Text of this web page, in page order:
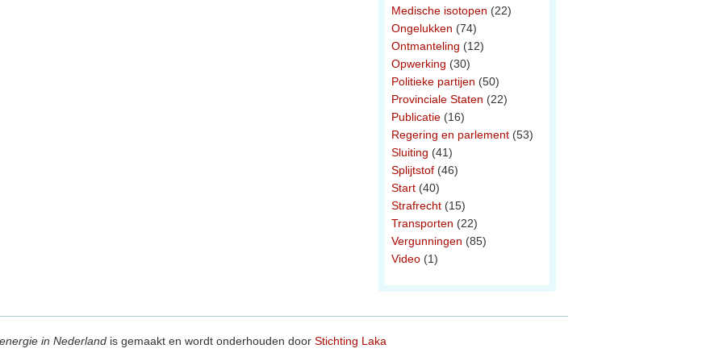
Medische isotopen (22)
Ongelukken (74)
Ontmanteling (12)
Opwerking (30)
Politieke partijen (50)
Provinciale Staten (22)
Publicatie (16)
Regering en parlement (53)
Sluiting (41)
Splijtstof (46)
Start (40)
Strafrecht (15)
Transporten (22)
Vergunningen (85)
Video (1)
in Nederland is gemaakt en wordt onderhouden door Stichting Laka